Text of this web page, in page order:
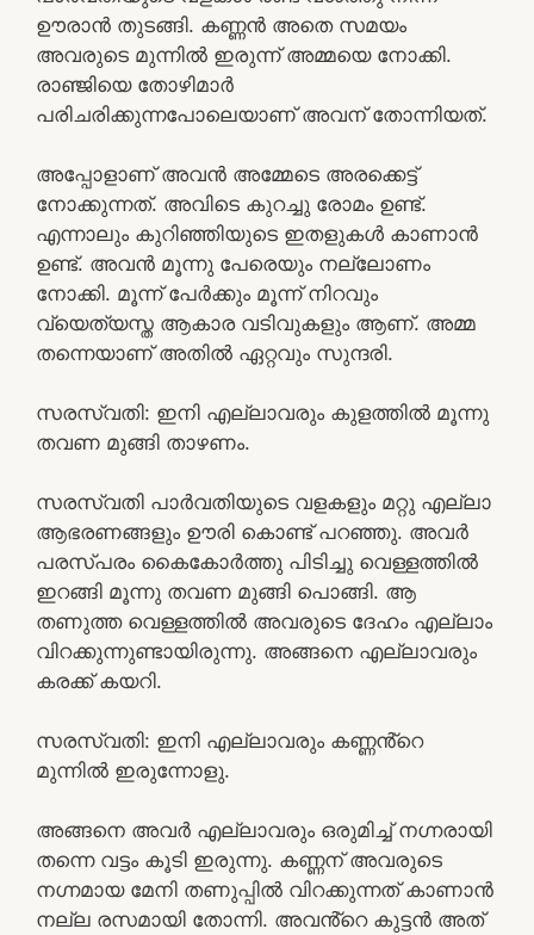
ഊരാൻ തുടങ്ങി. കണ്ണൻ അതെ സമയം
അവരുടെ മുന്നിൽ ഇരുന്ന് അമ്മയെ നോക്കി.
രാഞ്ജിയെ തോഴിമാർ
പരിചരിക്കുന്നപോലെയാണ് അവന് തോന്നിയത്.
അപ്പോളാണ് അവൻ അമ്മേടെ അരക്കെട്ട്
നോക്കുന്നത്. അവിടെ കുറച്ചു രോമം ഉണ്ട്.
എന്നാലും കുറിഞ്ഞിയുടെ ഇതളുകൾ കാണാൻ
ഉണ്ട്. അവൻ മൂന്നു പേരെയും നല്ലോണം
നോക്കി. മൂന്ന് പേർക്കും മൂന്ന് നിറവും
വ്യെത്യസ്ത ആകാര വടിവുകളും ആണ്. അമ്മ
തന്നെയാണ് അതിൽ ഏറ്റവും സുന്ദരി.
സരസ്വതി: ഇനി എല്ലാവരും കുളത്തിൽ മൂന്നു
തവണ മുങ്ങി താഴണം.
സരസ്വതി പാർവതിയുടെ വളകളും മറ്റു എല്ലാ
ആഭരണങ്ങളും ഊരി കൊണ്ട് പറഞ്ഞു. അവർ
പരസ്പരം കൈകോർത്തു പിടിച്ചു വെള്ളത്തിൽ
ഇറങ്ങി മൂന്നു തവണ മുങ്ങി പൊങ്ങി. ആ
തണുത്ത വെള്ളത്തിൽ അവരുടെ ദേഹം എല്ലാം
വിറക്കുന്നുണ്ടായിരുന്നു. അങ്ങനെ എല്ലാവരും
കരക്ക് കയറി.
സരസ്വതി: ഇനി എല്ലാവരും കണ്ണൻ്റെ
മുന്നിൽ ഇരുന്നോളു.
അങ്ങനെ അവർ എല്ലാവരും ഒരുമിച്ച് നഗ്നരായി
തന്നെ വട്ടം കൂടി ഇരുന്നു. കണ്ണന് അവരുടെ
നഗ്നമായ മേനി തണുപ്പിൽ വിറക്കുന്നത് കാണാൻ
നല്ല രസമായി തോന്നി. അവൻ്റെ കുട്ടൻ അത്